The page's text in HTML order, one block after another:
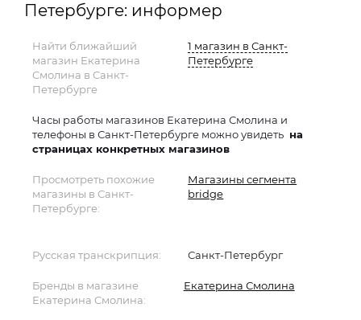
Петербурге: информер
Найти ближайший
магазин Екатерина
Смолина в Санкт-
Петербурге
1 магазин в Санкт-
Петербурге
Часы работы магазинов Екатерина Смолина и
телефоны в Санкт-Петербурге можно увидеть на
страницах конкретных магазинов
Просмотреть похожие
магазины в Санкт-
Петербурге:
Магазины сегмента
bridge
Русская транскрипция: Санкт-Петербург
Бренды в магазине
Екатерина Смолина:
Екатерина Смолина